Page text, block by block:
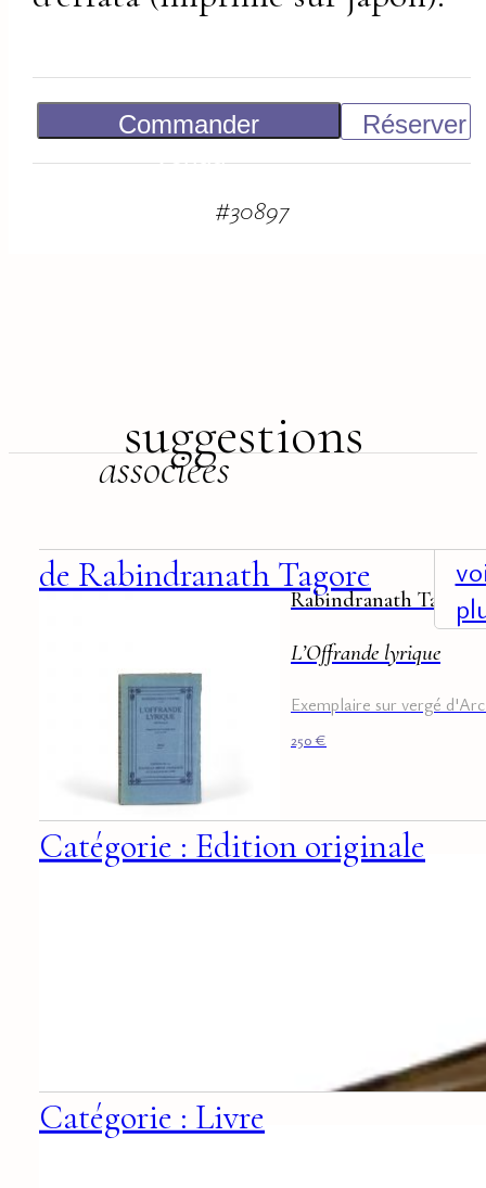
Commander
Réserver
#30897
suggestions
associées
de Rabindranath Tagore
Rabindranath Tagore
L’Offrande lyrique
Exemplaire sur vergé
250€
Catégorie : Edition originale
Catégorie : Livre